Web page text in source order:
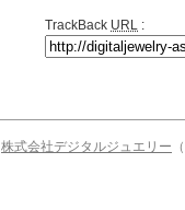
TrackBack URL :
株式会社デジタルジュエリー